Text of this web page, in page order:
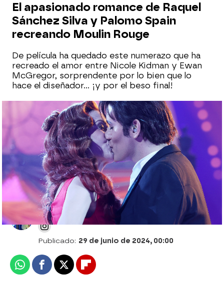
El apasionado romance de Raquel
Sánchez Silva y Palomo Spain
recreando Moulin Rouge
De película ha quedado este numerazo que ha
recreado el amor entre Nicole Kidman y Ewan
McGregor, sorprendente por lo bien que lo
hace el diseñador… ¡y por el beso final!
Faraónica primera Semifinal de Tu cara
me suena 11: encumbra a Julia Medina y
corona a Raoul Vázquez
Alberto Mendo
Publicado: 29 de junio de 2024, 00:00
WhatsappFacebook
X Flipboard